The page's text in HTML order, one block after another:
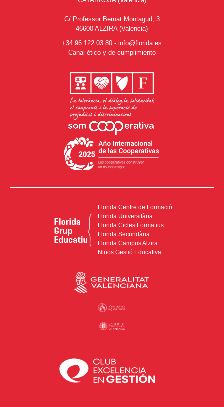
C/ Professor Bernat Montagud, 3
46600 ALZIRA (Valencia)
+34 96 122 03 80 - info@florida.es
Canal ético y de cumplimiento
Florida Centre de Formació
Florida Universitària
Florida Cicles Formatius
Florida Secundària
Florida Campus Alzira
Ninos Gestió Educativa